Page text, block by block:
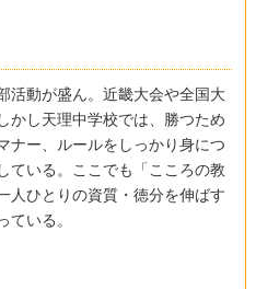
活動が盛ん。近畿大会や全国大
かし天理中学校では、勝つため
ナー、ルールをしっかり身につ
ている。ここでも「こころの教
人ひとりの資質・徳分を伸ばす
ている。